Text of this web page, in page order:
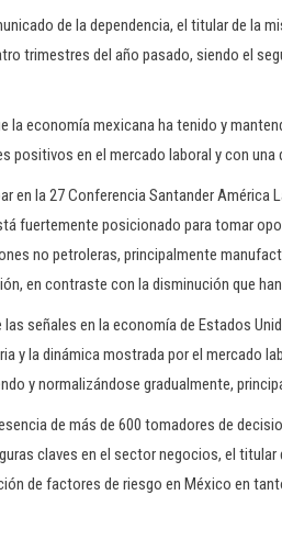
de la dependencia, el titular de la
trimestres del año pasado, siendo el
la economía mexicana ha tenido y
positivos en el mercado laboral y con
en la 27 Conferencia Santander América
fuertemente posicionado para tomar
no petroleras, principalmente
en contraste con la disminución que
las señales en la economía de Estados
y la dinámica mostrada por el mercado
y normalizándose gradualmente,
de más de 600 tomadores de
claves en el sector negocios, el
de factores de riesgo en México en